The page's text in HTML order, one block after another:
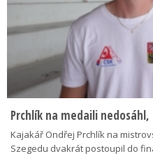
Prchlík na medaili
Kajakář Ondřej Prchlík na
Szegedu dvakrát postoupil do